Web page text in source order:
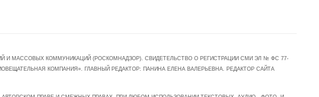
И МАССОВЫХ КОММУНИКАЦИЙ (РОСКОМНАДЗОР). СВИДЕТЕЛЬСТВО О РЕГИСТРАЦИИ СМИ ЭЛ № ФС 77-
КОМПАНИЯ». ГЛАВНЫЙ РЕДАКТОР: ПАНИНА ЕЛЕНА ВАЛЕРЬЕВНА. РЕДАКТОР САЙТА